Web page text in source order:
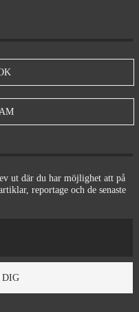
ut där du har möjlighet att på
reportage och de senaste
DIG